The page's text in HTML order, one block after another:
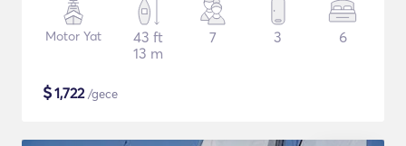
Motor Yat
43 ft
13 m
7 3 6
$1,722/gece